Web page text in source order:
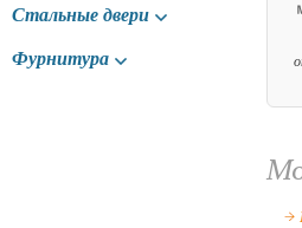
Стальные двери
Фурнитура